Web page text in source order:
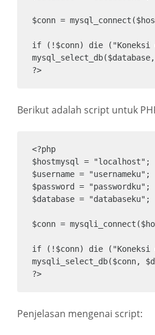
$conn =
if (!$conn) die ("Koneksi
?>
Berikut adalah script untuk
<?php
$hostmysql = "localhost";
$username = "usernameku";
$password = "passwordku";
$database = "databaseku";
$conn =
if (!$conn) die ("Koneksi
mysqli_select_db($conn,
?>
Penjelasan mengenai script: